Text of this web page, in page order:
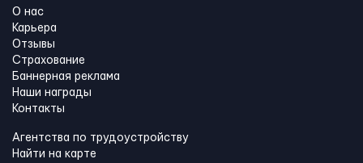
О нас
Карьера
Отзывы
Страхование
Баннерная реклама
Наши награды
Контакты
Агентства по трудоустройству
Найти на карте